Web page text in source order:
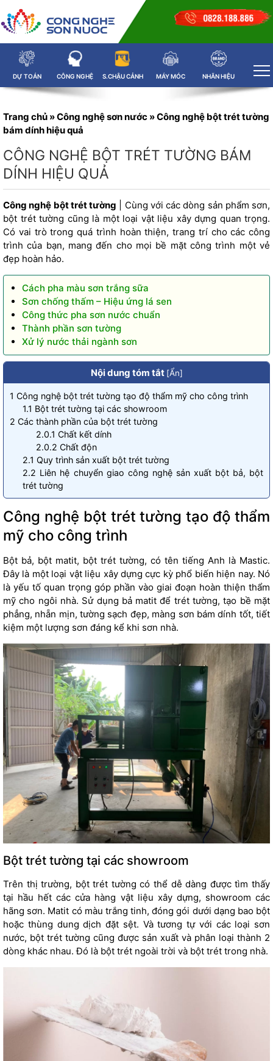
DỰ TOÁN CÔNG NGHỆ S.CHẬU CẢNH MÁY MÓC NHÃN HIỆU
Trang chủ »Công nghệ sơn nước »Công nghệ bột trét tường
bám dính hiệu quả
CÔNG NGHỆ BỘT TRÉT TƯỜNG BÁM
DÍNH HIỆU QUẢ
Công nghệ bột trét tường | Cùng với các dòng sản phẩm sơn,
bột trét tường cũng là một loại vật liệu xây dựng quan trọng.
Có vai trò trong quá trình hoàn thiện, trang trí cho các công
trình của bạn, mang đến cho mọi bề mặt công trình một vẻ
đẹp hoàn hảo.
Cách pha màu sơn trắng sữa
Sơn chống thấm – Hiệu ứng lá sen
Công thức pha sơn nước chuẩn
Thành phần sơn tường
Xử lý nước thải ngành sơn
Nội dung tóm tắt [Ẩn]
1 Công nghệ bột trét tường tạo độ thẩm mỹ cho công trình
1.1 Bột trét tường tại các showroom
2 Các thành phần của bột trét tường
2.0.1 Chất kết dính
2.0.2 Chất độn
2.1 Quy trình sản xuất bột trét tường
2.2 Liên hệ chuyển giao công nghệ sản xuất bột bả, bột
trét tường
Công nghệ bột trét tường tạo độ thẩm
mỹ cho công trình
Bột bả, bột matit, bột trét tường, có tên tiếng Anh là Mastic.
Đây là một loại vật liệu xây dựng cực kỳ phổ biến hiện nay. Nó
là yếu tố quan trọng góp phần vào giai đoạn hoàn thiện thẩm
mỹ cho ngôi nhà. Sử dụng bả matit để trét tường, tạo bề mặt
phẳng, nhẵn mịn, tường sạch đẹp, màng sơn bám dính tốt, tiết
kiệm một lượng sơn đáng kể khi sơn nhà.
Bột trét tường tại các showroom
Trên thị trường, bột trét tường có thể dễ dàng được tìm thấy
tại hầu hết các cửa hàng vật liệu xây dựng, showroom các
hãng sơn. Matit có màu trắng tinh, đóng gói dưới dạng bao bột
hoặc thùng dung dịch đặt sệt. Và tương tự với các loại sơn
nước, bột trét tường cũng được sản xuất và phân loại thành 2
dòng khác nhau. Đó là bột trét ngoài trời và bột trét trong nhà.